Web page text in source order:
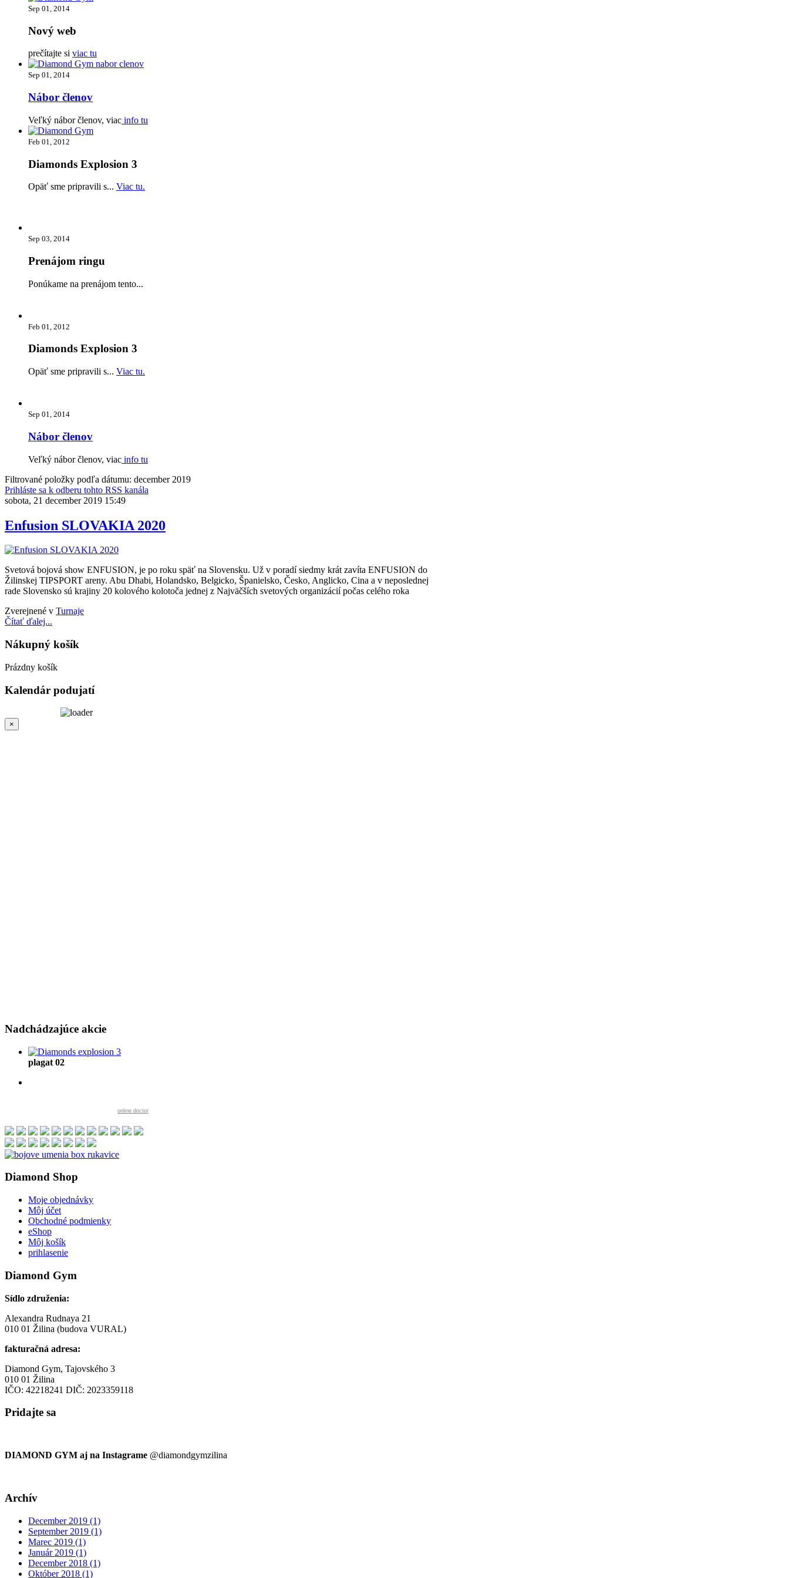
Sep 01, 2014
Nový web
prečítajte si viac tu
Sep 01, 2014
Nábor členov
Veľký nábor členov, viac info tu
Feb 01, 2012
Diamonds Explosion 3
Opäť sme pripravili s... Viac tu.
Sep 03, 2014
Prenájom ringu
Ponúkame na prenájom tento...
Feb 01, 2012
Diamonds Explosion 3
Opäť sme pripravili s... Viac tu.
Sep 01, 2014
Nábor členov
Veľký nábor členov, viac info tu
Filtrované položky podľa dátumu: december 2019
Prihláste sa k odberu tohto RSS kanála
sobota, 21 december 2019 15:49
Enfusion SLOVAKIA 2020
Svetová bojová show ENFUSION, je po roku späť na Slovensku. Už v poradí siedmy krát zavíta ENFUSION do
Žilinskej TIPSPORT areny. Abu Dhabi, Holandsko, Belgicko, Španielsko, Česko, Anglicko, Cina a v neposlednej
rade Slovensko sú krajiny 20 kolového kolotoča jednej z Najväčších svetových organizácií počas celého roka
Zverejnené v Turnaje
Čítať ďalej...
Nákupný košík
Prázdny košík
Kalendár podujatí
×
Nadchádzajúce akcie
plagat 02
online doctor
Diamond Shop
Moje objednávky
Môj účet
Obchodné podmienky
eShop
Môj košík
prihlasenie
Diamond Gym
Sídlo združenia:
Alexandra Rudnaya 21
010 01 Žilina (budova VURAL)
fakturačná adresa:
Diamond Gym, Tajovského 3
010 01 Žilina
IČO: 42218241 DIČ: 2023359118
Pridajte sa
DIAMOND GYM aj na Instagrame @diamondgymzilina
Archív
December 2019 (1)
September 2019 (1)
Marec 2019 (1)
Január 2019 (1)
December 2018 (1)
Október 2018 (1)